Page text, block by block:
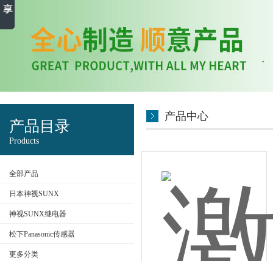
产品目录
Products
全部产品
日本神视SUNX
神视SUNX继电器
松下Panasonic传感器
更多分类
产品中心